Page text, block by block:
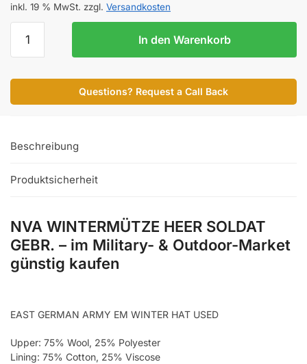
inkl. 19 % MwSt. zzgl. Versandkosten
WINTERMÜTZE
SOLDAT
In den Warenkorb
Questions? Request a Call Back
Beschreibung
Produktsicherheit
NVA WINTERMÜTZE HEER SOLDAT
GEBR. – im Military- & Outdoor-Market
günstig kaufen
EAST GERMAN ARMY EM WINTER HAT USED
Upper: 75% Wool, 25% Polyester
Lining: 75% Cotton, 25% Viscose